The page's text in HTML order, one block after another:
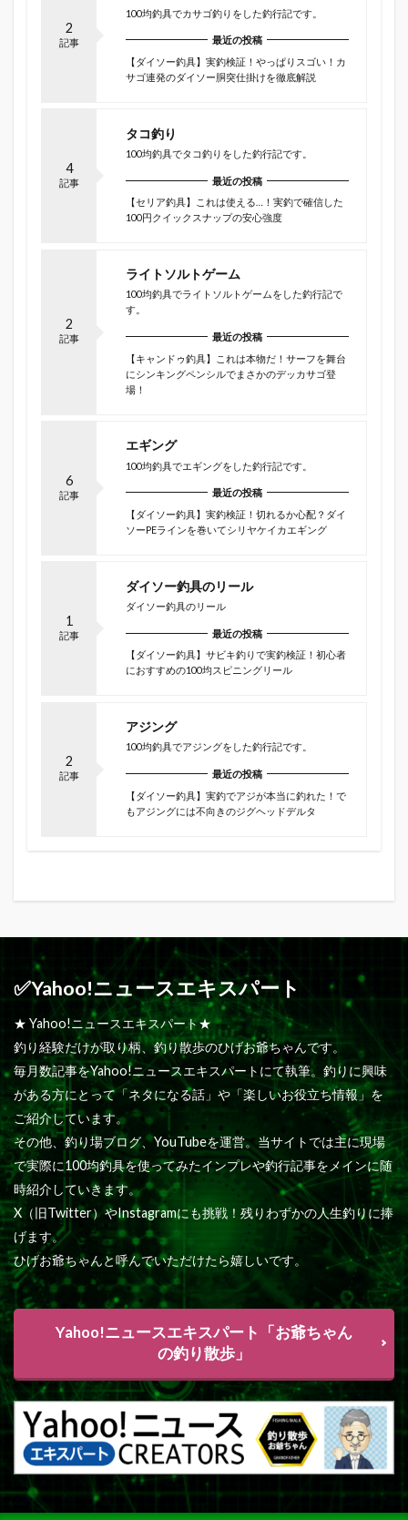
2
記事
100均釣具でカサゴ釣りをした釣行記です。
最近の投稿
【ダイソー釣具】実釣検証！やっぱりスゴい！カ
サゴ連発のダイソー胴突仕掛けを徹底解説
4
記事
タコ釣り
100均釣具でタコ釣りをした釣行記です。
最近の投稿
【セリア釣具】これは使える…！実釣で確信した
100円クイックスナップの安心強度
2
記事
ライトソルトゲーム
100均釣具でライトソルトゲームをした釣行記で
す。
最近の投稿
【キャンドゥ釣具】これは本物だ！サーフを舞台
にシンキングペンシルでまさかのデッカサゴ登
場！
6
記事
エギング
100均釣具でエギングをした釣行記です。
最近の投稿
【ダイソー釣具】実釣検証！切れるか心配？ダイ
ソーPEラインを巻いてシリヤケイカエギング
1
記事
ダイソー釣具のリール
ダイソー釣具のリール
最近の投稿
【ダイソー釣具】サビキ釣りで実釣検証！初心者
におすすめの100均スピニングリール
2
記事
アジング
100均釣具でアジングをした釣行記です。
最近の投稿
【ダイソー釣具】実釣でアジが本当に釣れた！で
もアジングには不向きのジグヘッドデルタ
✅Yahoo!ニュースエキスパート
★ Yahoo!ニュースエキスパート★
釣り経験だけが取り柄、釣り散歩のひげお爺ちゃんです。
毎月数記事をYahoo!ニュースエキスパートにて執筆。釣りに興味
がある方にとって「ネタになる話」や「楽しいお役立ち情報」を
ご紹介しています。
その他、釣り場ブログ、YouTubeを運営。当サイトでは主に現場
で実際に100均釣具を使ってみたインプレや釣行記事をメインに随
時紹介していきます。
X（旧Twitter）やInstagramにも挑戦！残りわずかの人生釣りに捧
げます。
ひげお爺ちゃんと呼んでいただけたら嬉しいです。
Yahoo!ニュースエキスパート「お爺ちゃん
の釣り散歩」